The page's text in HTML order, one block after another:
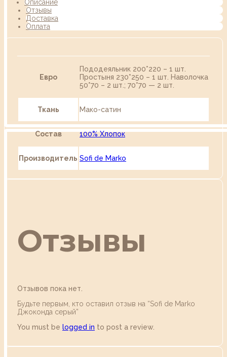
Описание
Отзывы
Доставка
Оплата
Евро
Пододеяльник 200*220 – 1 шт.
Простыня 230*250 – 1 шт. Наволочка
50*70 – 2 шт.; 70*70 — 2 шт.
Ткань Мако-сатин
Состав 100% Хлопок
Производитель Sofi de Marko
Отзывы
Отзывов пока нет.
Будьте первым, кто оставил отзыв на “Sofi de Marko
Джоконда серый”
You must be logged in to post a review.